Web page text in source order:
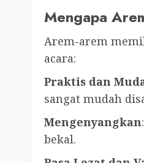
Mengapa
Arem-arem
acara:
Praktis dan
sangat mudah
Mengenyangkan
bekal.